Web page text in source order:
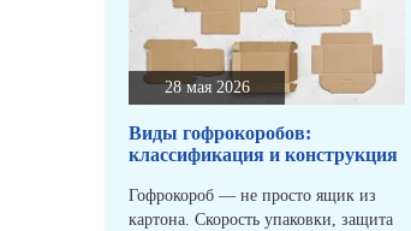
28 мая 2026
Виды гофрокоробов:
классификация и конструкция
Гофрокороб — не просто ящик из
картона. Скорость упаковки, защита